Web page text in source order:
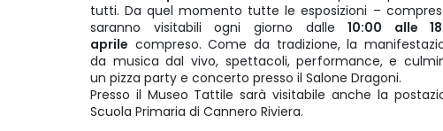
tutti. Da quel momento tutte le esposizioni –
saranno visitabili ogni giorno dalle10:00 alle
aprile compreso. Come da tradizione, la
da musica dal vivo, spettacoli, performance, e
un pizza party e concerto presso il Salone Dragoni.
Presso il Museo Tattile sarà visitabile anche la
Scuola Primaria di Cannero Riviera.